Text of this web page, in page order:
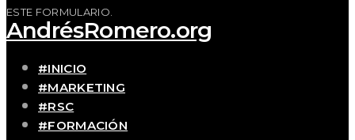
ESTE FORMULARIO.
AndrésRomero.org
#INICIO
#MARKETING
#RSC
#FORMACIÓN